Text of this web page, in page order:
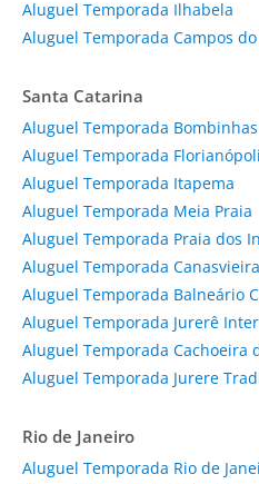
Aluguel Temporada Ilhabela
Aluguel Temporada Campos do
Santa Catarina
Aluguel Temporada Bombinhas
Aluguel Temporada
Aluguel Temporada Itapema
Aluguel Temporada Meia Praia
Aluguel Temporada Praia dos
Aluguel Temporada
Aluguel Temporada Balneário
Aluguel Temporada Jurerê
Aluguel Temporada Cachoeira
Aluguel Temporada Jurere
Rio de Janeiro
Aluguel Temporada Rio de